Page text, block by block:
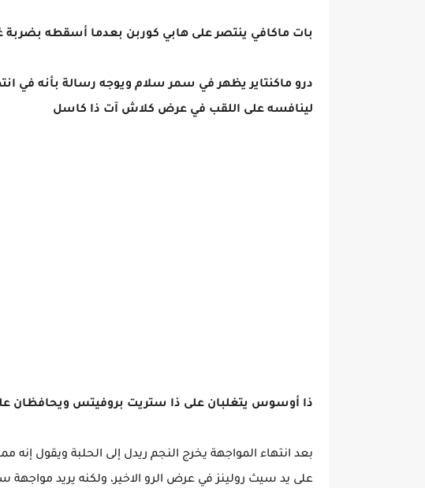
بات ماكافي ينتصر على هابي كوربن بعدما أسقطه
درو ماكنتاير يظهر في سمر سلام ويوجه رسالة بأنه في
لينافسه على اللقب في عرض كلاش آت ذا كاسل
ذا أوسوس يتغلبان على ذا ستريت بروفيتس ويحافظان على
بعد انتهاء المواجهة يخرج النجم ريدل إلى الحلبة ويقول
على يد سيث رولينز في عرض الرو الاخير، ولكنه يريد